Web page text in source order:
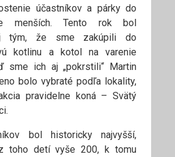
účastníkov a párky do
menších. Tento rok bol
tým, že sme zakúpili do
kotlinu a kotol na varenie
sme ich aj „pokrstili“ Martin
bolo vybraté podľa lokality,
pravidelne koná – Svätý
bol historicky najvyšší,
toho detí vyše 200, k tomu